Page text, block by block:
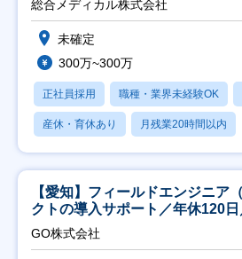
総合メディカル株式会社
未確定
300万~300万
正社員採用 職種・業界未経験OK
産休・育休あり 月残業20時間以内
【愛知】フィールドエンジニア
クトの導入サポート／年休120
直帰
GO株式会社